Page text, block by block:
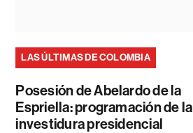
LAS ÚLTIMAS DE COLOMBIA
Posesión de Abelardo de la
Espriella: programación de la
investidura presidencial